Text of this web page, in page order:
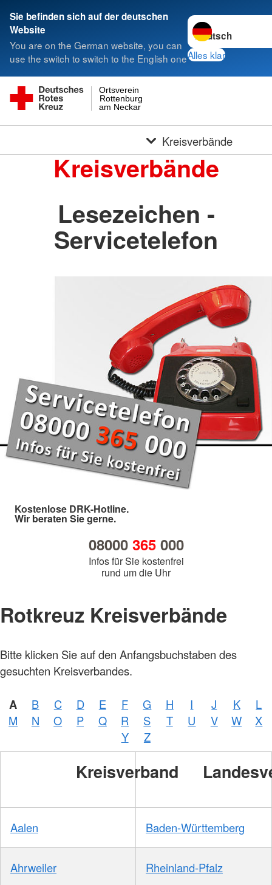
Sie befinden sich auf der deutschen
Website
You are on the German website, you can
use the switch to switch to the English one
Sprache wechseln
Alles klar
am Neckar
Rottenburg
Ortsverein
Kreisverbände
Kreisverbände
Lesezeichen -
Servicetelefon
Kostenlose DRK-Hotline.
Wir beraten Sie gerne.
08000 365000
Infos für Sie kostenfrei
rund um die Uhr
Rotkreuz Kreisverbände
Bitte klicken Sie auf den Anfangsbuchstaben des
gesuchten Kreisverbandes.
A B C D E F G H I J K
L
M
N O P Q R S T U V W
X
Y
Z
Kreisverband
Aalen Baden-Württemberg
Ahrweiler Rheinland-Pfalz